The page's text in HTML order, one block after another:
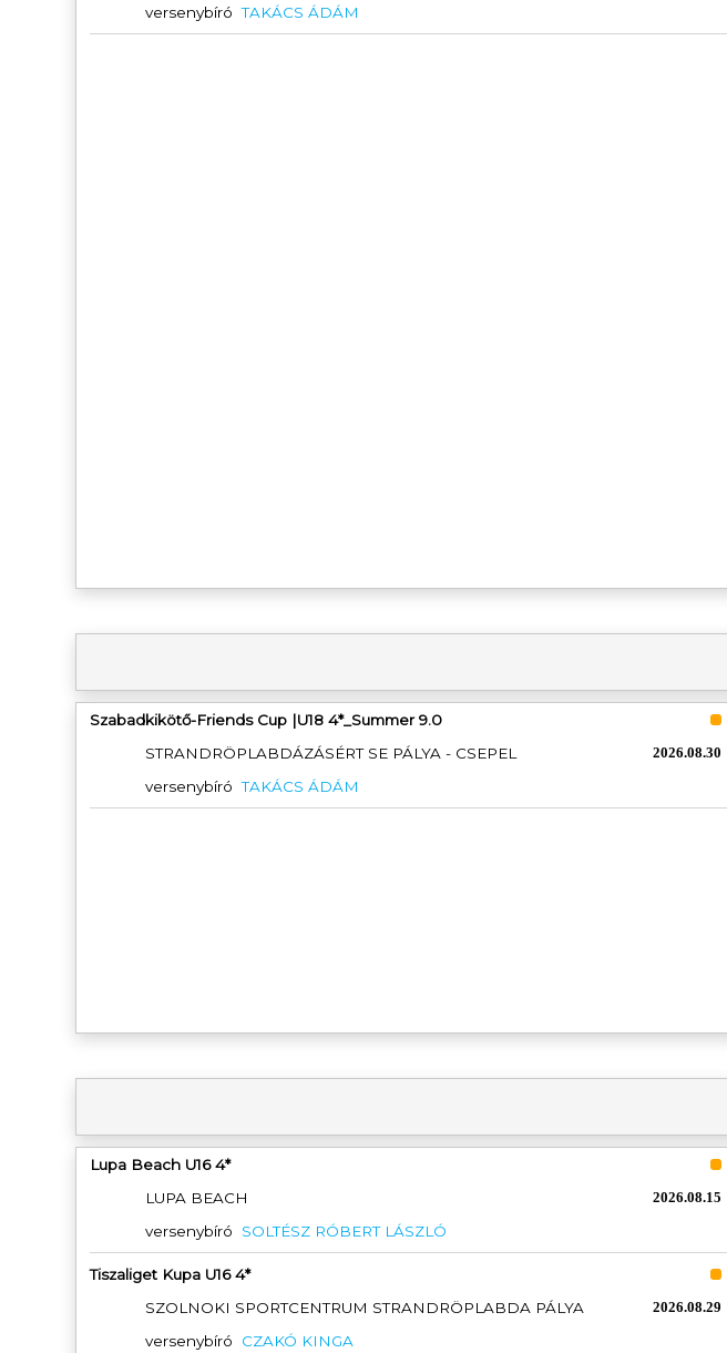
versenybíró TAKÁCS ÁDÁM
Szabadkikötő-Friends Cup |U18 4*_Summer 9.0
STRANDRÖPLABDÁZÁSÉRT SE PÁLYA - CSEPEL
2026.08.30
versenybíró TAKÁCS ÁDÁM
Lupa Beach U16 4*
LUPA BEACH
2026.08.15
versenybíró SOLTÉSZ RÓBERT LÁSZLÓ
Tiszaliget Kupa U16 4*
SZOLNOKI SPORTCENTRUM STRANDRÖPLABDA PÁLYA
2026.08.29
versenybíró CZAKÓ KINGA